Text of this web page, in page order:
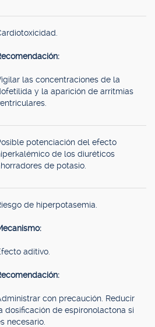
las concentraciones de la
y la aparición de arritmias
potenciación del efecto
de los diuréticos
de potasio.
de hiperpotasemia.
aditivo.
con precaución. Reducir
dosificación de espironolactona si
necesario.